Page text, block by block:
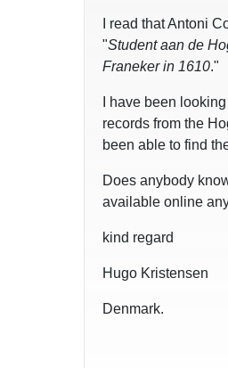
I read that Antoni
"Student aan de
Franeker in 1610."
I have been
records from the
been able to find
Does anybody
available online
kind regard
Hugo Kristensen
Denmark.